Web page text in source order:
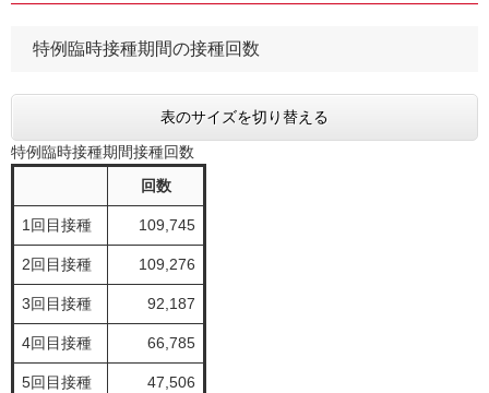
特例臨時接種期間の接種回数
表のサイズを切り替える
特例臨時接種期間接種回数
回数
1回目接種 109,745
2回目接種 109,276
3回目接種 92,187
4回目接種 66,785
5回目接種 47,506